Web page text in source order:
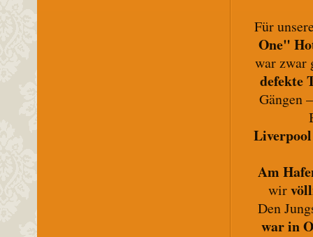
Für
One"
war zwar
defekte
Gängen
Am
wir
Den
war in